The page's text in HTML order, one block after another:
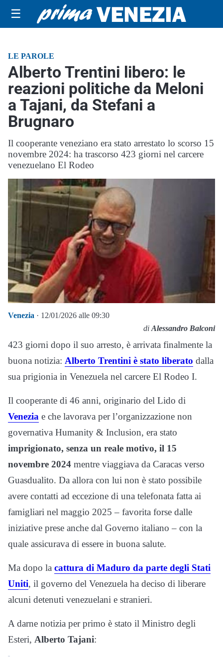
☰
LE PAROLE
Alberto Trentini libero: le
reazioni politiche da Meloni
a Tajani, da Stefani a
Brugnaro
Il cooperante veneziano era stato arrestato lo scorso 15
novembre 2024: ha trascorso 423 giorni nel carcere
venezuelano El Rodeo
Venezia · 12/01/2026 alle 09:30
di Alessandro Balconi
423 giorni dopo il suo arresto, è arrivata finalmente la
buona notizia: Alberto Trentini è stato liberato dalla
sua prigionia in Venezuela nel carcere El Rodeo I.
Il cooperante di 46 anni, originario del Lido di
Venezia e che lavorava per l’organizzazione non
governativa Humanity & Inclusion, era stato
imprigionato, senza un reale motivo, il 15
novembre 2024 mentre viaggiava da Caracas verso
Guasdualito. Da allora con lui non è stato possibile
avere contatti ad eccezione di una telefonata fatta ai
famigliari nel maggio 2025 – favorita forse dalle
iniziative prese anche dal Governo italiano – con la
quale assicurava di essere in buona salute.
Ma dopo la cattura di Maduro da parte degli Stati
Uniti, il governo del Venezuela ha deciso di liberare
alcuni detenuti venezuelani e stranieri.
A darne notizia per primo è stato il Ministro degli
Esteri, Alberto Tajani: